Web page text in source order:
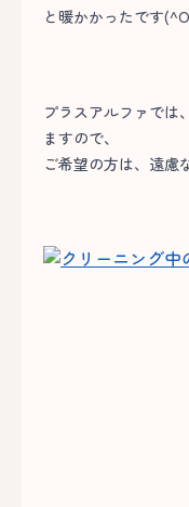
と暖かかったです
プラスアルファでは
ますので、
ご希望の方は、遠慮